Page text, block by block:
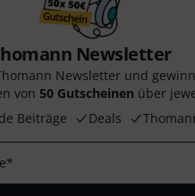
Newsletter
Newsletter und
von 50 Gutscheinen über
Beiträge
Deals
*